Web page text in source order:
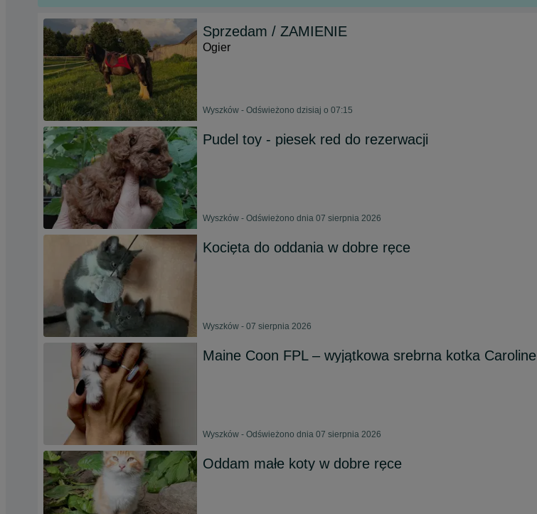
Sprzedam / ZAMIENIE
Ogier
Wyszków - Odświeżono dzisiaj o 07:15
Pudel toy - piesek red do rezerwacji
Wyszków - Odświeżono dnia 07 sierpnia 2026
Kocięta do oddania w dobre ręce
Wyszków - 07 sierpnia 2026
Maine Coon FPL – wyjątkowa srebrna kotka Caroline
Wyszków - Odświeżono dnia 07 sierpnia 2026
Oddam małe koty w dobre ręce